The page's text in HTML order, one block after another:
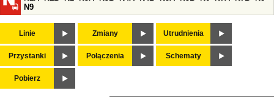
N9
Linie Zmiany Utrudnienia
Przystanki Połączenia Schematy
Pobierz